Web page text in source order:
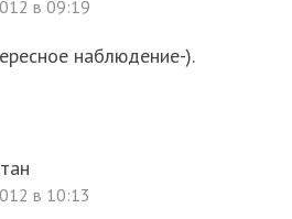
в 09:19
наблюдение-).
в 10:13